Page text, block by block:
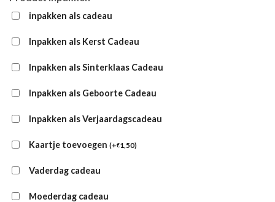
inpakken als cadeau
Inpakken als Kerst Cadeau
Inpakken als Sinterklaas Cadeau
Inpakken als Geboorte Cadeau
Inpakken als Verjaardagscadeau
Kaartje toevoegen (+€1,50)
Vaderdag cadeau
Moederdag cadeau